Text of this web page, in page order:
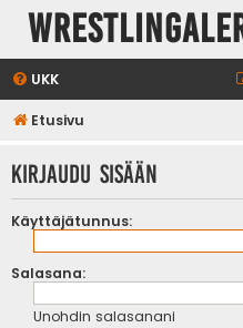
UKK
Etusivu
Kirjaudu sisään
Käyttäjätunnus:
Salasana:
Unohdin salasanani